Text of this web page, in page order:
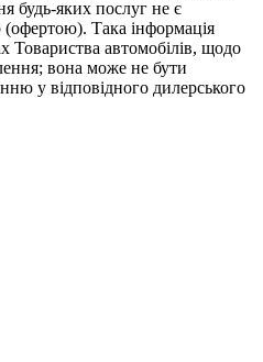
будь-яких послуг не є
(офертою). Така інформація
Товариства автомобілів, щодо
вона може не бути
у відповідного дилерського